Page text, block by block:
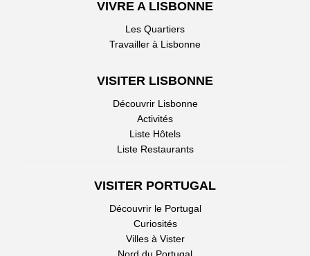
VIVRE A LISBONNE
Les Quartiers
Travailler à Lisbonne
VISITER LISBONNE
Découvrir Lisbonne
Activités
Liste Hôtels
Liste Restaurants
VISITER PORTUGAL
Découvrir le Portugal
Curiosités
Villes à Vister